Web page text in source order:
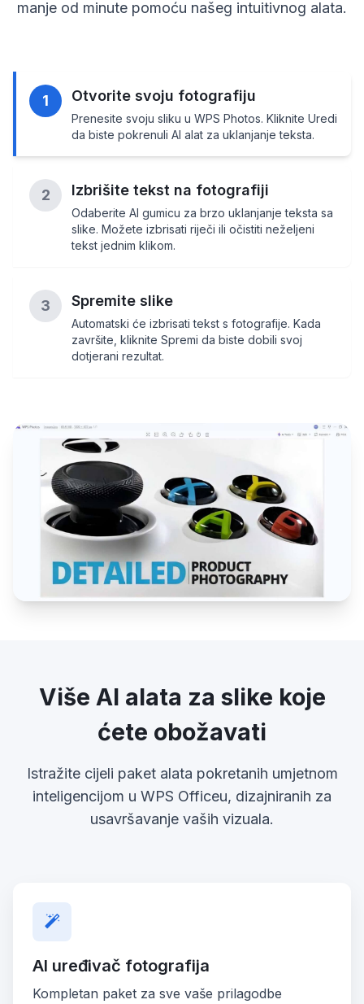
manje od minute pomoću našeg intuitivnog alata.
1 Otvorite svoju fotografiju
Prenesite svoju sliku u WPS Photos. Kliknite Uredi
da biste pokrenuli AI alat za uklanjanje teksta.
2 Izbrišite tekst na fotografiji
Odaberite AI gumicu za brzo uklanjanje teksta sa
slike. Možete izbrisati riječi ili očistiti neželjeni
tekst jednim klikom.
3 Spremite slike
Automatski će izbrisati tekst s fotografije. Kada
završite, kliknite Spremi da biste dobili svoj
dotjerani rezultat.
Više AI alata za slike koje
ćete obožavati
Istražite cijeli paket alata pokretanih umjetnom
inteligencijom u WPS Officeu, dizajniranih za
usavršavanje vaših vizuala.
AI uređivač fotografija
Kompletan paket za sve vaše prilagodbe